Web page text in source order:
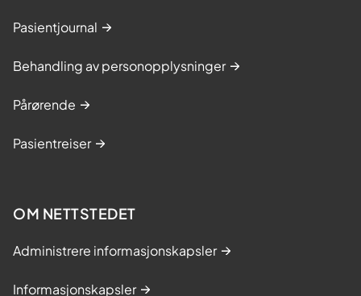
Pasientjournal
Behandling av personopplysninger
Pårørende
Pasientreiser
OM NETTSTEDET
Administrere informasjonskapsler
Informasjonskapsler